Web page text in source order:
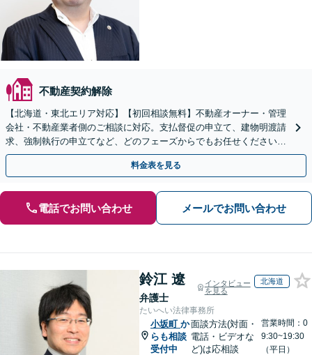
不動産契約解除
【北海道・東北エリア対応】【初回相談無料】不動産オーナー・管理
会社・不動産業者側のご相談に対応。支払督促の申立て、建物明渡請
求、強制執行の申立てなど、どのフェーズからでもお任せください。
他士業ともワンストップで対応可能【休日・夜間面談OK】
料金表を見る
電話でお問い合わせ メールでお問い合わせ
鈴江 遼
弁護士
インタビュー
を見る
北海道
たいへい法律事務所
小坂町 か
らも相談
受付中
面談方法(対面・
電話・ビデオな
ど)は応相談
営業時間：0
9:30~19:30
（平日）